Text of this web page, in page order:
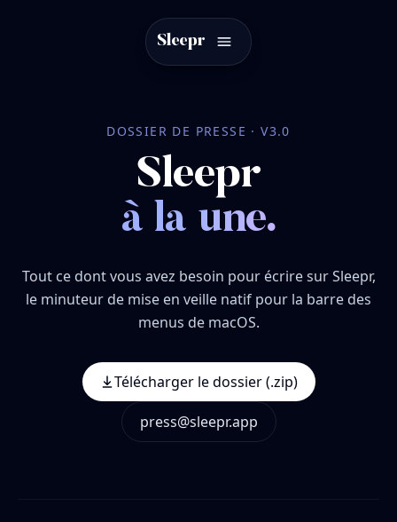
Sleepr
DOSSIER DE PRESSE · V3.0
Sleepr
à la une.
Tout ce dont vous avez besoin pour écrire sur Sleepr,
le minuteur de mise en veille natif pour la barre des
menus de macOS.
Télécharger le dossier (.zip)
press@sleepr.app